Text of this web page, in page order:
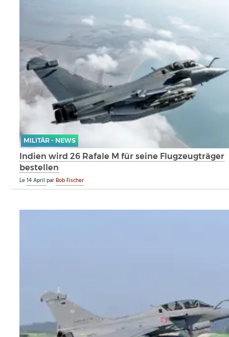
MILITÄR - NEWS
Indien wird 26 Rafale M für seine Flugzeugträger
bestellen
Le14 AprilparBob Fischer